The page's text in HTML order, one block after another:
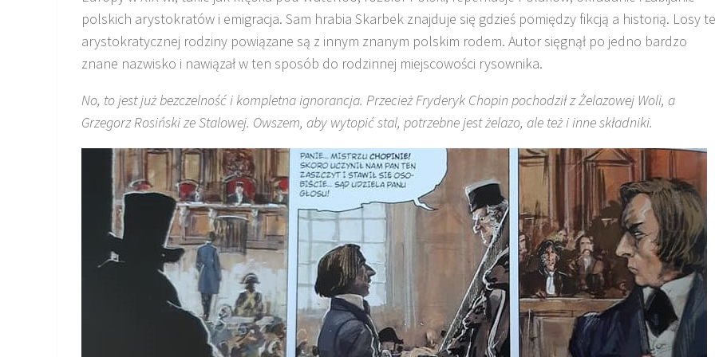
polskich arystokratów i emigracja. Sam hrabia Skarbek znajduje się gdzieś pomiędzy fikcją a historią. Losy
arystokratycznej rodziny powiązane są z innym znanym polskim rodem. Autor sięgnął po jedno bardzo
znane nazwisko i nawiązał w ten sposób do rodzinnej miejscowości rysownika.
No, to jest już bezczelność i kompletna ignorancja. Przecież Fryderyk Chopin pochodził z Żelazowej Woli, a
Grzegorz Rosiński ze Stalowej. Owszem, aby wytopić stal, potrzebne jest żelazo, ale też i inne składniki.